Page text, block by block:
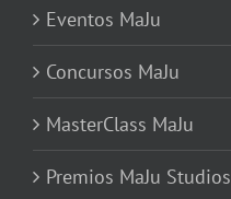
Eventos MaJu
Concursos MaJu
MasterClass MaJu
Premios MaJu Studios